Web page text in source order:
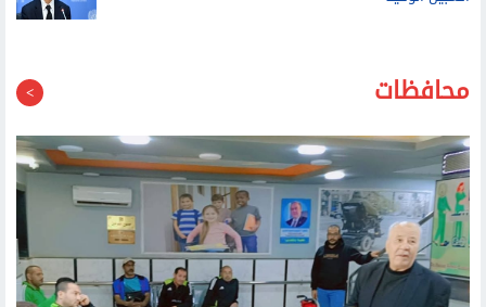
محافظات